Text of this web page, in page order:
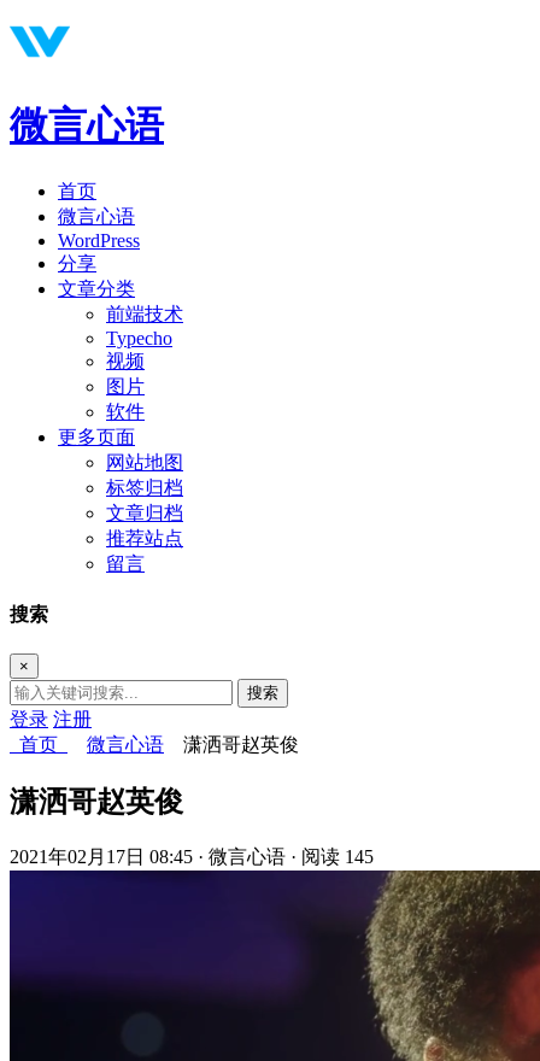
微言心语
首页
微言心语
WordPress
分享
文章分类
前端技术
Typecho
视频
图片
软件
更多页面
网站地图
标签归档
文章归档
推荐站点
留言
搜索
×
搜索
登录 注册
首页
微言心语 潇洒哥赵英俊
潇洒哥赵英俊
2021年02月17日 08:45 · 微言心语 · 阅读 145